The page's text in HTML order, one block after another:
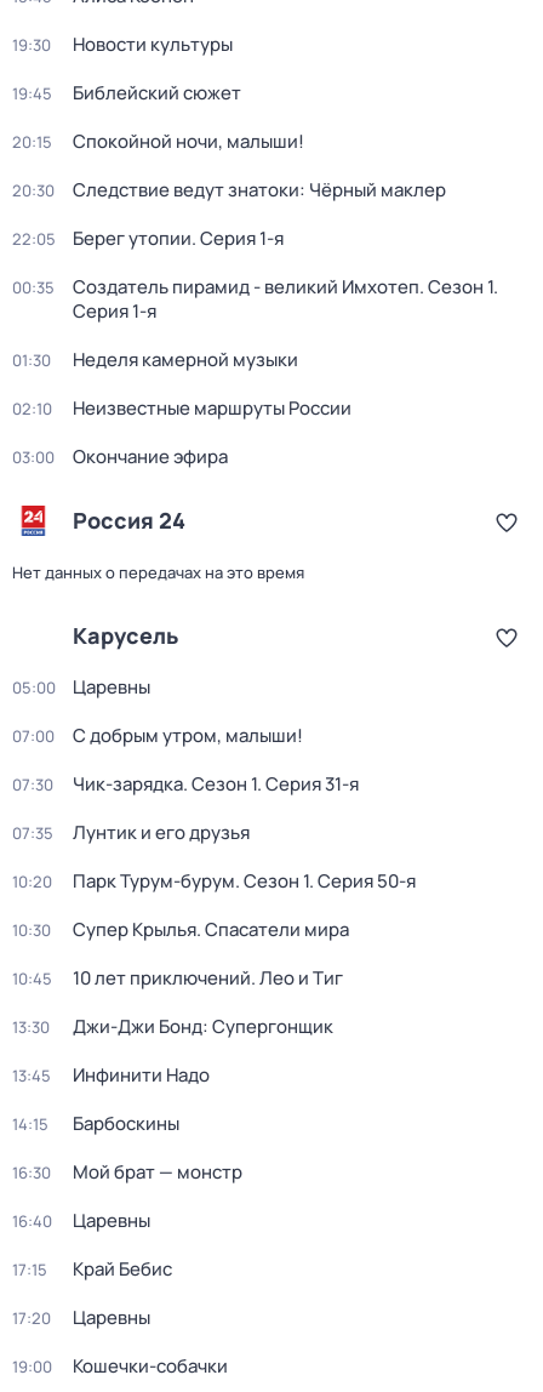
19:30 Новости культуры
19:45 Библейский сюжет
20:15 Спокойной ночи, малыши!
20:30 Следствие ведут знатоки: Чёрный маклер
22:05 Берег утопии. Серия 1-я
00:35 Создатель пирамид - великий Имхотеп. Сезон 1.
Серия 1-я
01:30 Неделя камерной музыки
02:10 Неизвестные маршруты России
03:00 Окончание эфира
Россия 24
Нет данных о передачах на это время
Карусель
05:00 Царевны
07:00 С добрым утром, малыши!
07:30 Чик-зарядка. Сезон 1. Серия 31-я
07:35 Лунтик и его друзья
10:20 Парк Турум-бурум. Сезон 1. Серия 50-я
10:30 Супер Крылья. Спасатели мира
10:45 10 лет приключений. Лео и Тиг
13:30 Джи-Джи Бонд: Супергонщик
13:45 Инфинити Надо
14:15 Барбоскины
16:30 Мой брат — монстр
16:40 Царевны
17:15 Край Бебис
17:20 Царевны
19:00 Кошечки-собачки